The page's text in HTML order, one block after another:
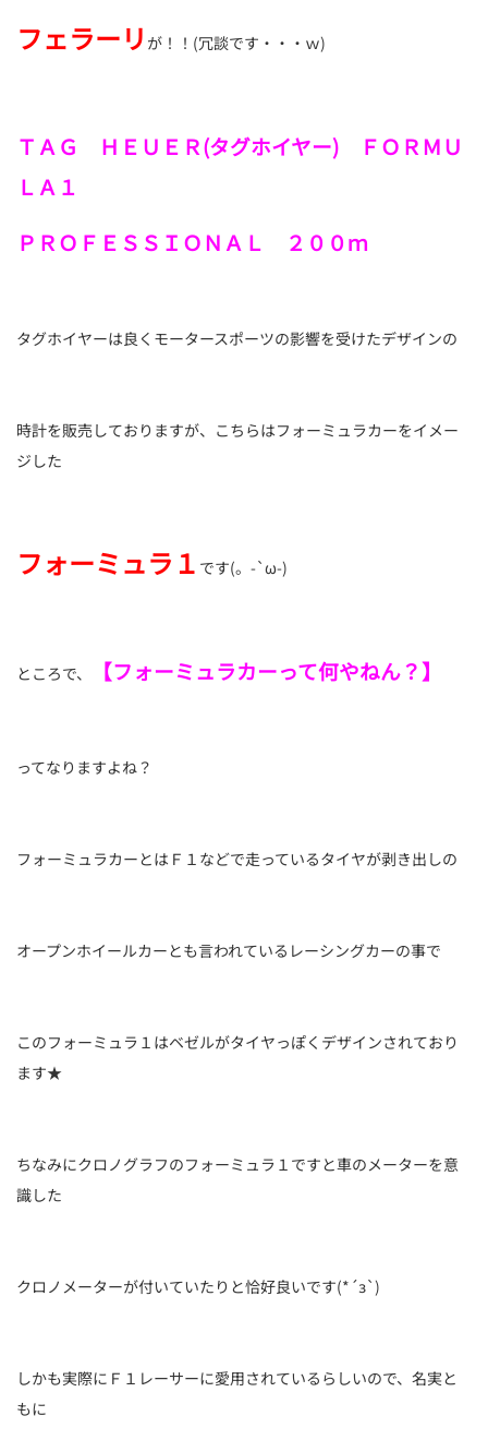
フェラーリ が！！(冗談です・・・ｗ)
ＴＡＧ ＨＥＵＥＲ(タグホイヤー) ＦＯＲＭＵ
ＬＡ１
ＰＲＯＦＥＳＳＩＯＮＡＬ ２００ｍ
タグホイヤーは良くモータースポーツの影響を受けたデザインの
時計を販売しておりますが、こちらはフォーミュラカーをイメー
ジした
フォーミュラ１ です(。-`ω-)
ところで、 【フォーミュラカーって何やねん？】
ってなりますよね？
フォーミュラカーとはＦ１などで走っているタイヤが剥き出しの
オープンホイールカーとも言われているレーシングカーの事で
このフォーミュラ１はベゼルがタイヤっぽくデザインされており
ます★
ちなみにクロノグラフのフォーミュラ１ですと車のメーターを意
識した
クロノメーターが付いていたりと恰好良いです(*´з`)
しかも実際にＦ１レーサーに愛用されているらしいので、名実と
もに